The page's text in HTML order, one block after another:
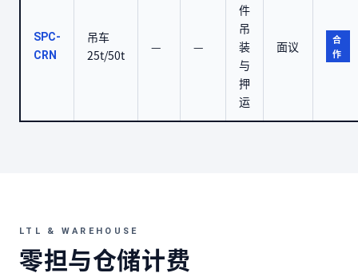
SPC-
CRN
吊车
25t/50t
— —
件
吊
装
与
押
运
面议
合
作
LTL & WAREHOUSE
零担与仓储计费